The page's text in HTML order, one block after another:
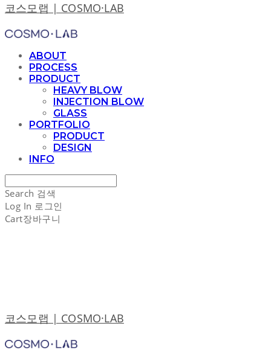
코스모랩 | COSMO·LAB
ABOUT
PROCESS
PRODUCT
HEAVY BLOW
INJECTION BLOW
GLASS
PORTFOLIO
PRODUCT
DESIGN
INFO
Search 검색
Log In 로그인
Cart장바구니
코스모랩 | COSMO·LAB